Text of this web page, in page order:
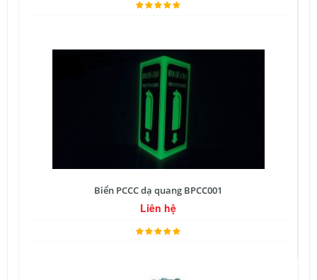
Biển PCCC dạ quang BPCC001
Liên hệ